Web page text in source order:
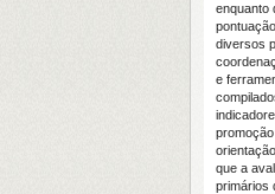
enquanto
diversos
e
que a
primários